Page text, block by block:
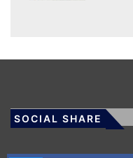
SOCIAL SHARE